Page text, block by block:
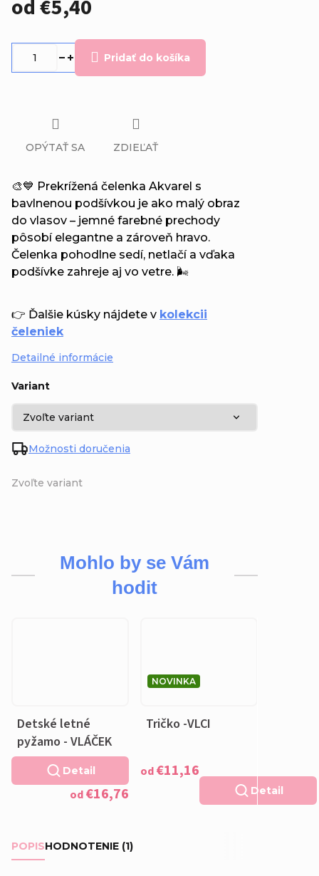
od€5,40
cena:
Zvoľte variant
Variant
Možnosti doručenia
Pridať do košíka
🎨💙 Prekrížená čelenka Akvarel s
bavlnenou podšívkou je ako malý obraz
do vlasov – jemné farebné prechody
pôsobí elegantne a zároveň hravo.
Čelenka pohodlne sedí, netlačí a vďaka
podšívke zahreje aj vo vetre. 🌬️
👉 Ďalšie kúsky nájdete v kolekcii
čeleniek
Detailné informácie
OPÝTAŤ SA ZDIEĽAŤ
Mohlo by se Vám
hodit
Detské letné
pyžamo - VLÁČEK
od€16,76
Detail
NOVINKA
Tričko -VLCI
od€11,16
Detail
POPISHODNOTENIE (1)